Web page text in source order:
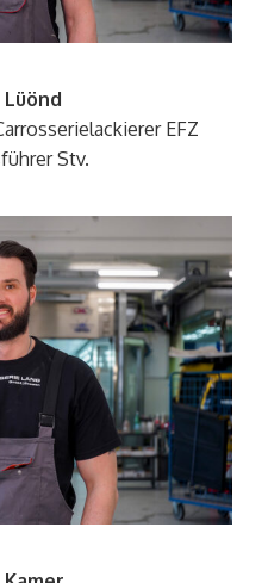
Lüönd
EFZ
Stv.